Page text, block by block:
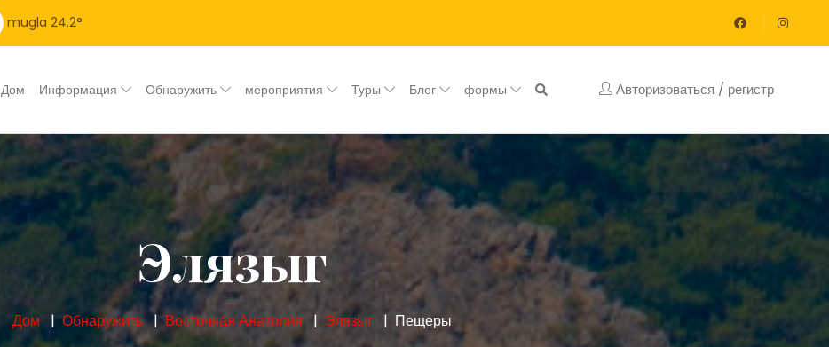
mugla 24.2°
Дом Информация Обнаружить мероприятия Туры Блог формы Авторизоваться / регистр
Элязыг
Дом Обнаружить Восточная Анатолия Элязыг Пещеры